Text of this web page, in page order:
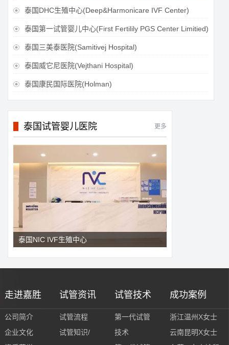
 泰国DHC生殖中心(Deep&Harmonicare IVF Center)
 泰国第一试管婴儿中心(First Fertilily PGS Center Limitied)
 泰国三美泰医院(Samitivej Hospital)
 泰国威它尼医院(Vejthani Hospital)
 泰国康民国际医院(Holman)
泰国试管婴儿医院 更多
泰国NIC IVF生殖中心
走进嘉胜
公司简介
企业文化
试管资讯
试管流程
试管知识/
试管技术
第一代试管
技术
成功案例
浙江温州X女士
云南昆明X女士